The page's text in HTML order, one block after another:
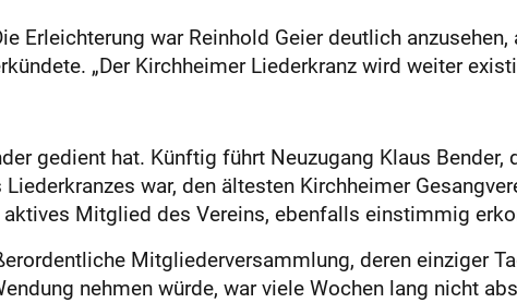
Erleichterung war Reinhold Geier deutlich
„Der Kirchheimer Liederkranz wird weiter
gedient hat. Künftig führt Neuzugang Klaus
war, den ältesten Kirchheimer
Mitglied des Vereins, ebenfalls einstimmig
Mitgliederversammlung, deren einziger
nehmen würde, war viele Wochen lang nicht